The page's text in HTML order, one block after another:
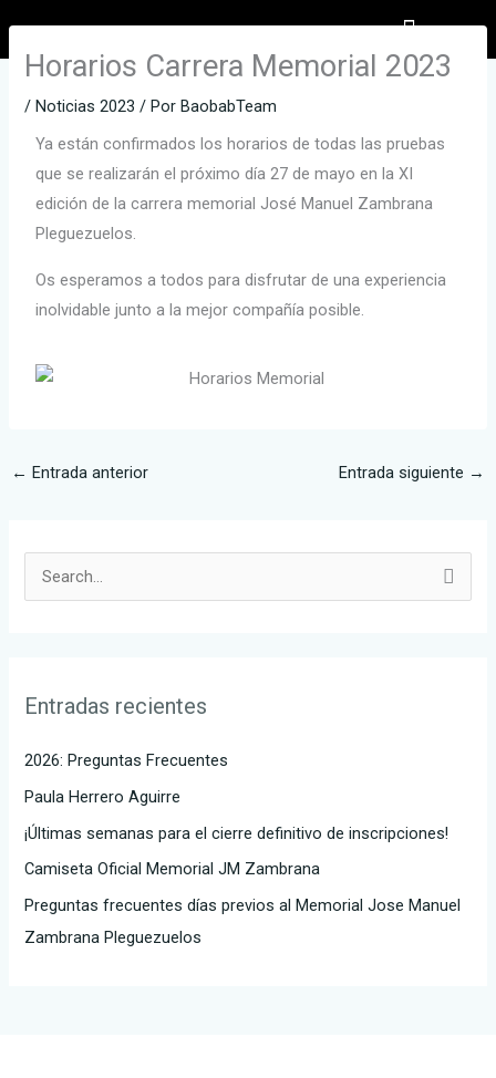
contenido
Horarios Carrera Memorial 2023
/ Noticias 2023 / Por BaobabTeam
Ya están confirmados los horarios de todas las pruebas
que se realizarán el próximo día 27 de mayo en la XI
edición de la carrera memorial José Manuel Zambrana
Pleguezuelos.
Os esperamos a todos para disfrutar de una experiencia
inolvidable junto a la mejor compañía posible.
← Entrada anterior Entrada siguiente →
a
o
r
:
Entradas recientes
2026: Preguntas Frecuentes
Paula Herrero Aguirre
¡Últimas semanas para el cierre definitivo de inscripciones!
Camiseta Oficial Memorial JM Zambrana
Preguntas frecuentes días previos al Memorial Jose Manuel
Zambrana Pleguezuelos